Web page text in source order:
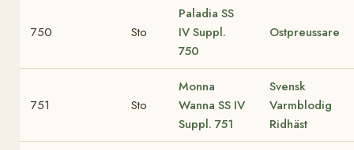
750 Sto
Paladia SS
IV Suppl.
750
Ostpreussare
751 Sto
Monna
Wanna SS IV
Suppl. 751
Svensk
Varmblodig
Ridhäst